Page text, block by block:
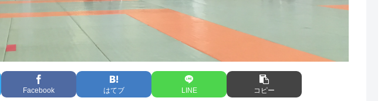
Facebook はてブ LINE コピー